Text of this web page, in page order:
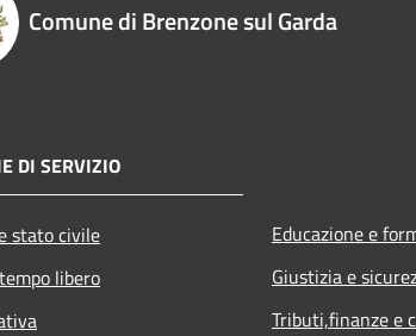
Comune di Brenzone sul Garda
DI SERVIZIO
stato civile
libero
Educazione e
Giustizia e
Tributi,finanze e